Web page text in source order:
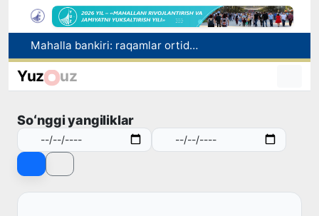
Oʻzbekistonda “Shunqor-88” innovatsion dron-interseptori yaratildi
«Prezident Administratsiyasi toʻgʻrisida»gi konstitutsiyaviy qonun Senatga yuborildi
Mahalla bankiri: raqamlar ortidagi insonlar taqdiri
Yuz uz
Soʻnggi yangiliklar